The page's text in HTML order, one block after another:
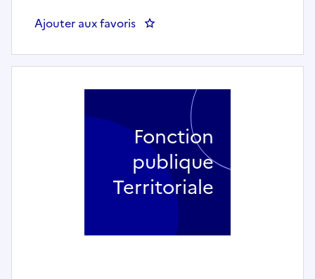
Ajouter aux favoris : Chargé de mission tourisme -
Fonction
publique
Territoriale